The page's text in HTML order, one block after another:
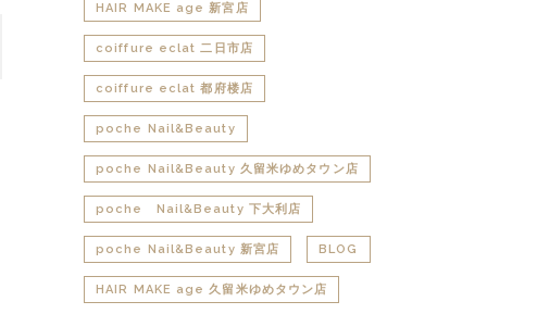
HAIR MAKE age 新宮店
coiffure eclat 二日市店
coiffure eclat 都府楼店
poche Nail&Beauty
poche Nail&Beauty 久留米ゆめタウン店
poche Nail&Beauty 下大利店
poche Nail&Beauty 新宮店 BLOG
HAIR MAKE age 久留米ゆめタウン店